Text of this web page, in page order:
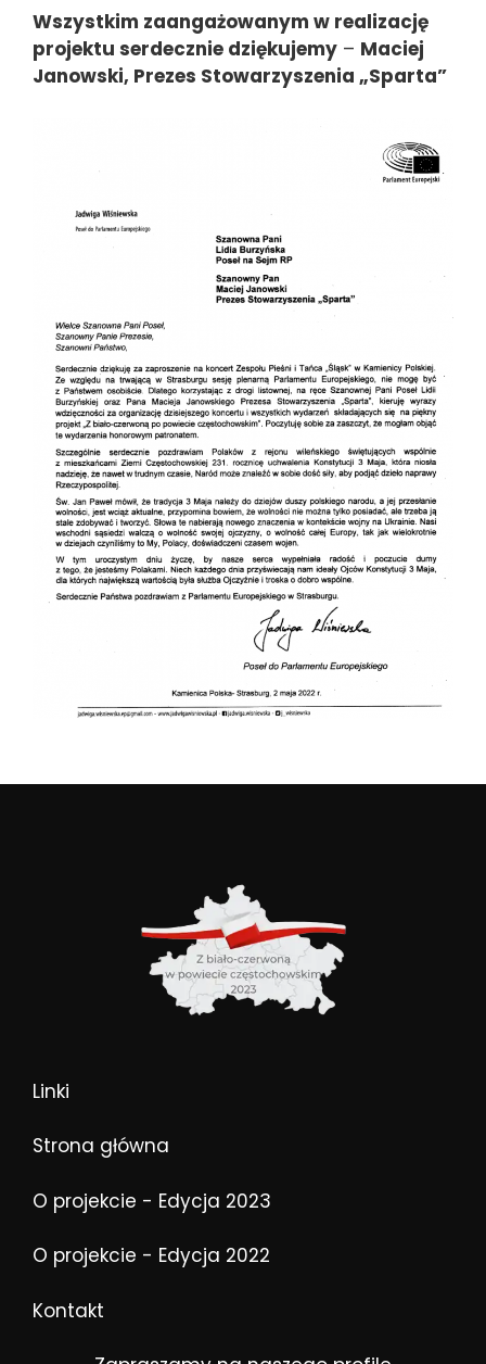
Wszystkim zaangażowanym w realizację
projektu serdecznie dziękujemy – Maciej
Janowski, Prezes Stowarzyszenia „Sparta”
Linki
Strona główna
O projekcie - Edycja 2023
O projekcie - Edycja 2022
Kontakt